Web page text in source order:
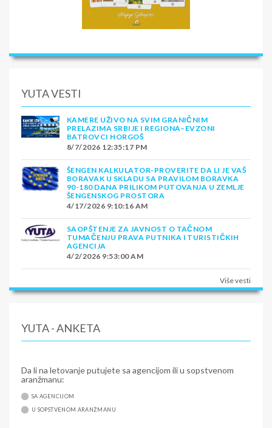
YUTA VESTI
KAMERE UŽIVO NA SVIM GRANIČNIM
PRELAZIMA SRBIJE I REGIONA–EVZONI
BATROVCI HORGOŠ
8/7/2026 12:35:17 PM
ŠENGEN KALKULATOR-PROVERITE DA LI JE VAŠ
BORAVAK U SKLADU SA PRAVILOM BORAVKA
90-180 DANA PRILIKOM PUTOVANJA U ZEMLJE
ŠENGENSKOG PROSTORA
4/17/2026 9:10:16 AM
SAOPŠTENJE ZA JAVNOST O TAČNOM
TUMAČENJU PRAVA PUTNIKA I TURISTIČKIH
AGENCIJA
4/2/2026 9:53:00 AM
Više vesti
YUTA - ANKETA
Da li na letovanje putujete sa agencijom ili u sopstvenom
aranžmanu:
SA AGENCIJOM
U SOPSTVENOM ARANŽMANU